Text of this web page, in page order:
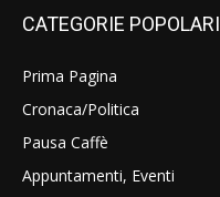
CATEGORIE POPOLARI
Prima Pagina
Cronaca/Politica
Pausa Caffè
Appuntamenti, Eventi